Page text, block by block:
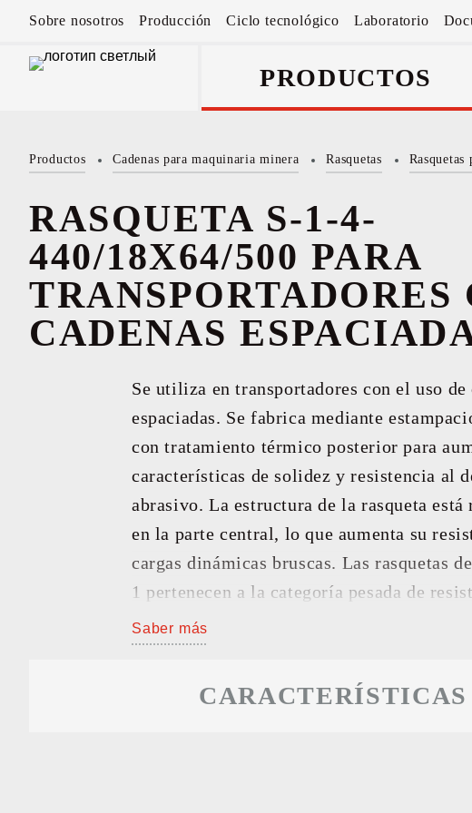
Sobre nosotros Producción Ciclo tecnológico Laboratorio
PRODUCTOS
Cadenas de ancla y
Productos Cadenas para maquinaria minera Rasquetas Rasquetas
RASQUETA S-1-4-
440/18X64/500 PARA
TRANSPORTADORES
CADENAS
Se utiliza en transportadores con el uso de
espaciadas. Se fabrica mediante
con tratamiento térmico posterior para
características de solidez y resistencia al
abrasivo. La estructura de la rasqueta está
en la parte central, lo que aumenta su
cargas dinámicas bruscas. Las rasquetas
1 pertenecen a la categoría pesada de
Saber más
CARACTERÍSTICAS